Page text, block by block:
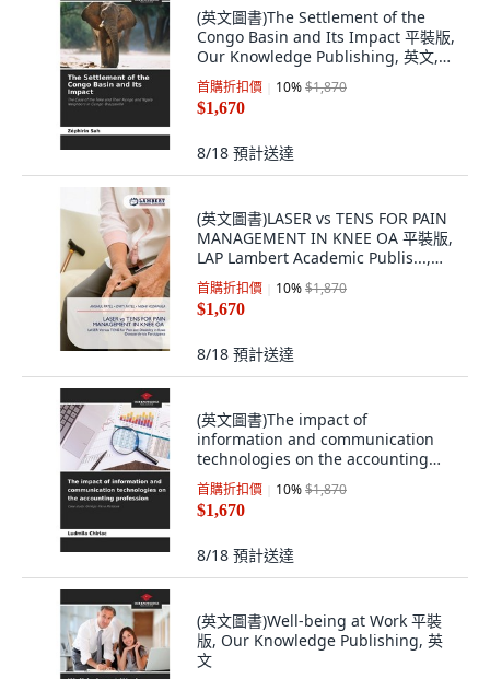
(英文圖書)The Settlement of the
Congo Basin and Its Impact 平裝版,
Our Knowledge Publishing, 英文,
平裝本
首購折扣價 10%$1,870
$1,670
8/18 預計送達
(英文圖書)LASER vs TENS FOR PAIN
MANAGEMENT IN KNEE OA 平裝版,
LAP Lambert Academic Publis...,
English, Paperback
首購折扣價 10%$1,870
$1,670
8/18 預計送達
(英文圖書)The impact of
information and communication
technologies on the accounting
profe... 平裝版, Our Knowledge
Publishing, 英文
首購折扣價 10%$1,870
$1,670
8/18 預計送達
(英文圖書)Well-being at Work 平裝
版, Our Knowledge Publishing, 英
文